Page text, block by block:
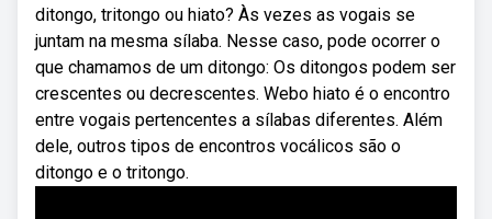
ditongo, tritongo ou hiato? Às vezes as vogais se
juntam na mesma sílaba. Nesse caso, pode ocorrer o
que chamamos de um ditongo: Os ditongos podem ser
crescentes ou decrescentes. Webo hiato é o encontro
entre vogais pertencentes a sílabas diferentes. Além
dele, outros tipos de encontros vocálicos são o
ditongo e o tritongo.